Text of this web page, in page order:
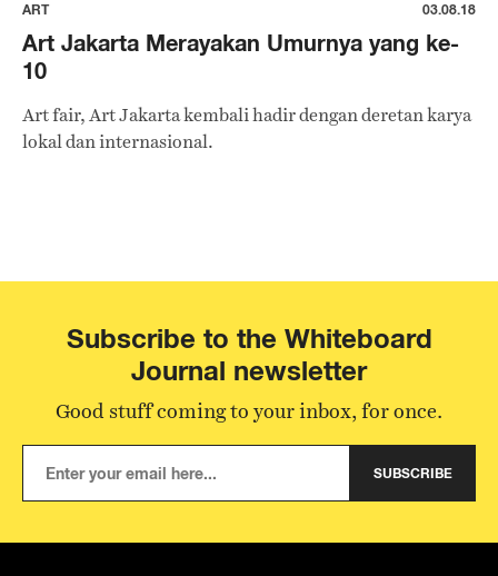
ART 03.08.18
Art Jakarta Merayakan Umurnya yang ke-
10
Art fair, Art Jakarta kembali hadir dengan deretan karya
lokal dan internasional.
Subscribe to the Whiteboard
Journal newsletter
Good stuff coming to your inbox, for once.
SUBSCRIBE